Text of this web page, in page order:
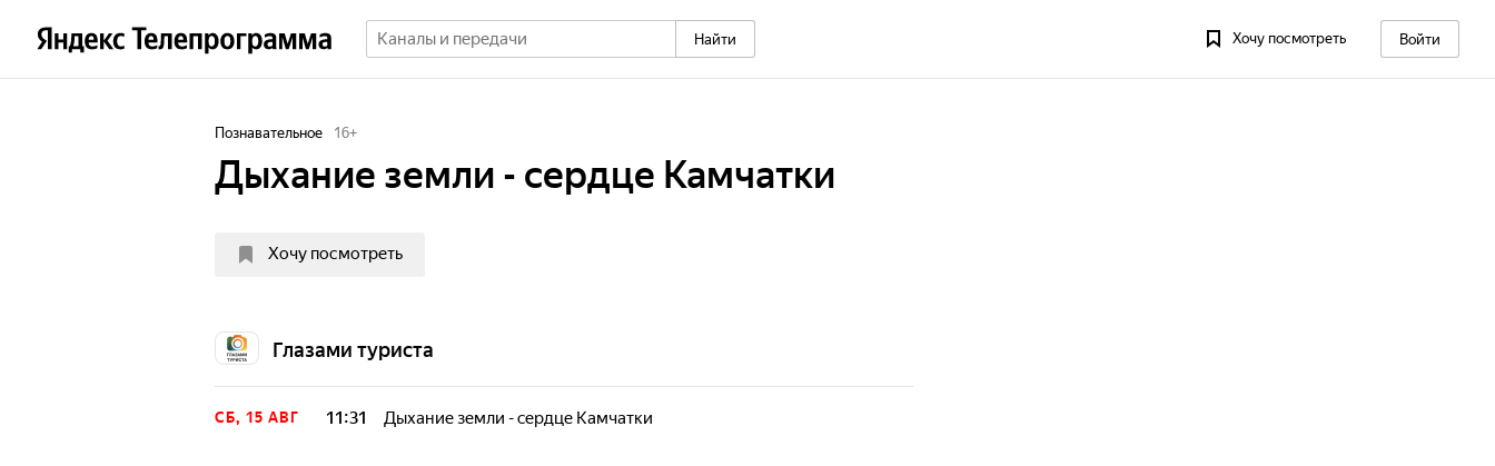
Найти Хочу посмотреть Войти
Познавательное 16+
Дыхание земли - cердце Камчатки
Хочу посмотреть
Глазами туриста
СБ, 15 АВГ 11:31 Дыхание земли - cердце Камчатки